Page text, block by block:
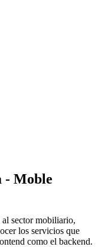
- Moble
sector mobiliario,
los servicios que
como el backend.